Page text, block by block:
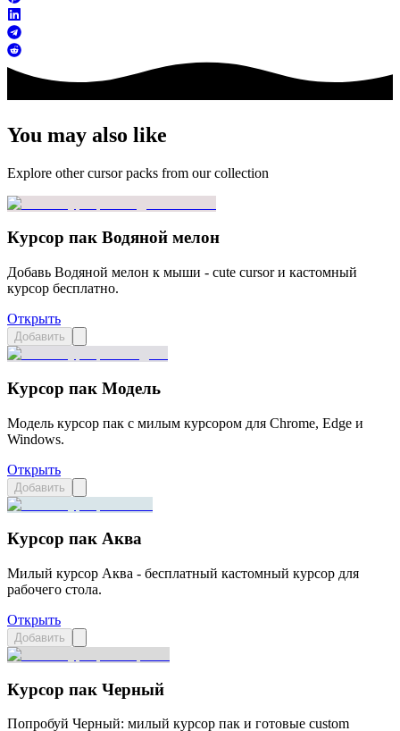
You may also like
Explore other cursor packs from our collection
Курсор пак Водяной мелон
Добавь Водяной мелон к мыши - cute cursor и кастомный
курсор бесплатно.
Открыть
Добавить
Курсор пак Модель
Модель курсор пак с милым курсором для Chrome, Edge и
Windows.
Открыть
Добавить
Курсор пак Аква
Милый курсор Аква - бесплатный кастомный курсор для
рабочего стола.
Открыть
Добавить
Курсор пак Черный
Попробуй Черный: милый курсор пак и готовые custom